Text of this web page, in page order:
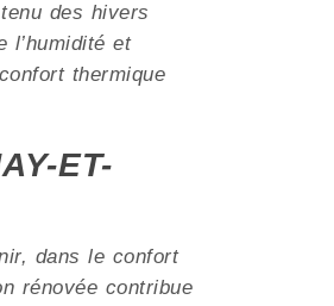
des hivers
l’humidité et
thermique
ET-
dans le confort
rénovée contribue